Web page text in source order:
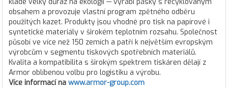
obsahem a provozuje vlastní program zpětného odběru
použitých kazet. Produkty jsou vhodné pro tisk na papírové i
syntetické materiály v širokém teplotním rozsahu. Společnost
působí ve více než 150 zemích a patří k největším evropským
výrobcům v segmentu tiskových spotřebních materiálů.
Kvalita a kompatibilita s širokým spektrem tiskáren dělají z
Armor oblíbenou volbu pro logistiku a výrobu.
Více informací na www.armor-group.com